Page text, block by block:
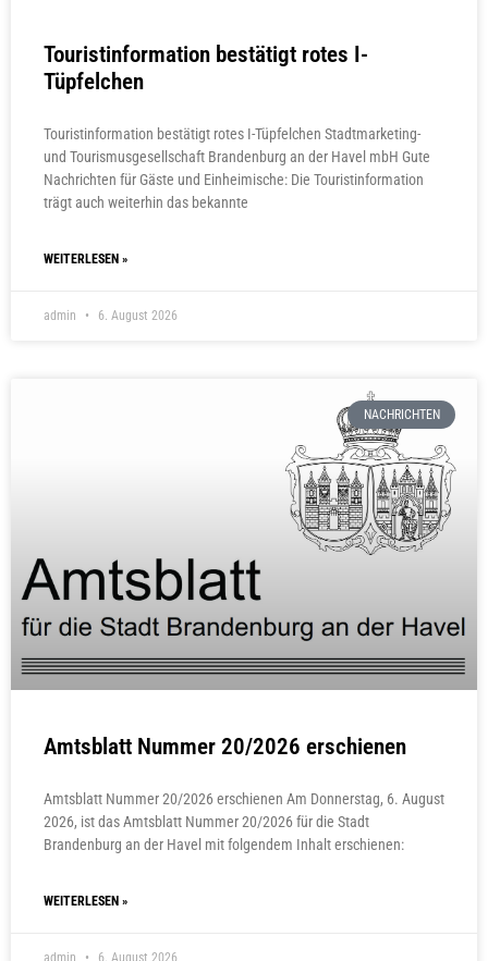
Touristinformation bestätigt rotes I-
Tüpfelchen
Touristinformation bestätigt rotes I-Tüpfelchen Stadtmarketing-
und Tourismusgesellschaft Brandenburg an der Havel mbH Gute
Nachrichten für Gäste und Einheimische: Die Touristinformation
trägt auch weiterhin das bekannte
WEITERLESEN »
admin 6. August 2026
NACHRICHTEN
Amtsblatt Nummer 20/2026 erschienen
Amtsblatt Nummer 20/2026 erschienen Am Donnerstag, 6. August
2026, ist das Amtsblatt Nummer 20/2026 für die Stadt
Brandenburg an der Havel mit folgendem Inhalt erschienen:
WEITERLESEN »
admin 6. August 2026